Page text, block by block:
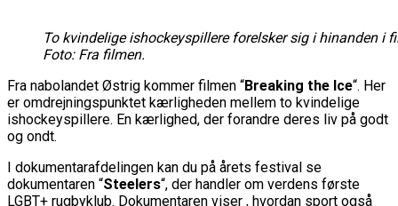
To kvindelige ishockeyspillere forelsker sig i hinanden i
Foto: Fra filmen.
Fra nabolandet Østrig kommer filmen “Breaking the Ice“. Her
er omdrejningspunktet kærligheden mellem to kvindelige
ishockeyspillere. En kærlighed, der forandre deres liv på godt
og ondt.
I dokumentarafdelingen kan du på årets festival se
dokumentaren “Steelers“, der handler om verdens første
LGBT+ rugbyklub. Dokumentaren viser , hvordan sport også